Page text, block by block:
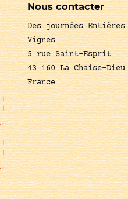
Nous contacter
Des journées
Vignes
5 rue Saint-Esprit
43 160 La Chaise-Dieu
France